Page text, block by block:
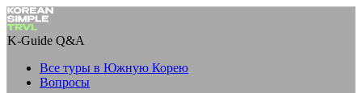
K-Guide Q&A
Все туры в Южную Корею
Вопросы